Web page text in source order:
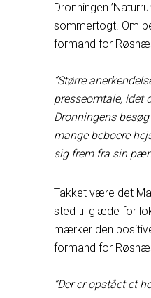
Dronningen
sommertogt. Om
formand for
”Større
presseomtale, idet
Dronningens
mange beboere
sig frem fra sin
Takket være det
sted til glæde for
mærker den
formand for
”Der er opstået et